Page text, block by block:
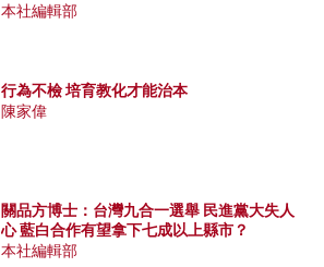
本社編輯部
行為不檢 培育教化才能治本
陳家偉
關品方博士：台灣九合一選舉 民進黨大失人
心 藍白合作有望拿下七成以上縣市？
本社編輯部